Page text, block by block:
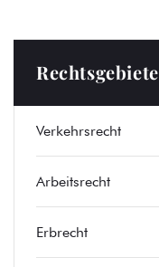
Rechtsgebiete
Verkehrsrecht
Arbeitsrecht
Erbrecht